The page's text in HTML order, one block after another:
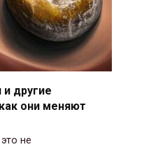
другие
они меняют
не